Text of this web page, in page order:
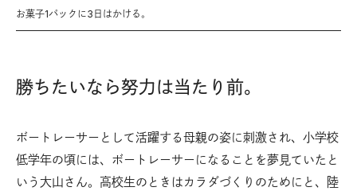
お菓子1パックに3日はかける。
勝ちたいなら努力は当たり前。
ボートレーサーとして活躍する母親の姿に刺激され、小学校
低学年の頃には、ボートレーサーになることを夢見ていたと
いう大山さん。高校生のときはカラダづくりのためにと、陸